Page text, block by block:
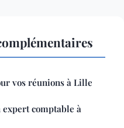
vos réunions à Lille
comptable à